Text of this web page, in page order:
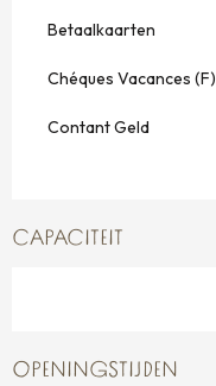
Betaalkaarten
Chéques Vacances (F)
Contant Geld
CAPACITEIT
OPENINGSTIJDEN